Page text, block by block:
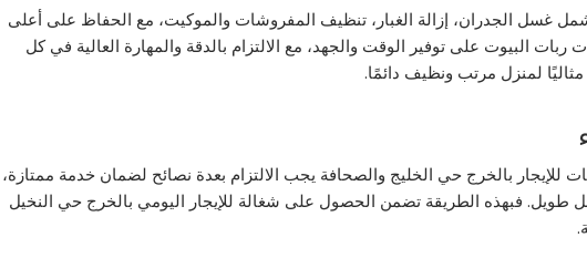
غسل الجدران، إزالة الغبار، تنظيف المفروشات والموكيت، مع الحفاظ على أعلى
ربات البيوت على توفير الوقت والجهد، مع الالتزام بالدقة والمهارة العالية في كل
مثاليًا لمنزل مرتب ونظيف دائمًا.
للإيجار بالخرج حي الخليج والصحافة يجب الالتزام بعدة نصائح لضمان خدمة ممتازة،
طويل. فبهذه الطريقة تضمن الحصول على شغالة للإيجار اليومي بالخرج حي النخيل